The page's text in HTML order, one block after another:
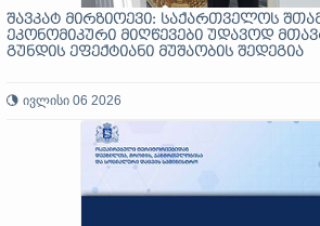
შავკატ მირზიოევი: საქართველოს
ეკონომიკური მიღწევები უდავოდ
გუნდის ეფექტიანი მუშაობის შედეგია
ივლისი 06 2026